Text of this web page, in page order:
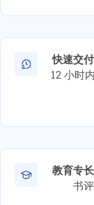
快速交
12 小时
教育专长
书